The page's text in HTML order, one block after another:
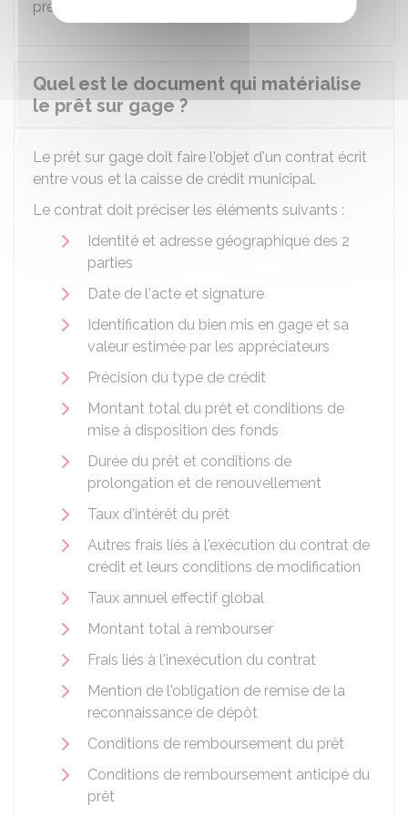
précisés dans le contrat.
Quel est le document qui matérialise
le prêt sur gage ?
Le prêt sur gage doit faire l'objet d'un contrat écrit
entre vous et la caisse de crédit municipal.
Le contrat doit préciser les éléments suivants :
Identité et adresse géographique des 2
parties
Date de l'acte et signature
Identification du bien mis en gage et sa
valeur estimée par les appréciateurs
Précision du type de crédit
Montant total du prêt et conditions de
mise à disposition des fonds
Durée du prêt et conditions de
prolongation et de renouvellement
Taux d'intérêt du prêt
Autres frais liés à l'exécution du contrat de
crédit et leurs conditions de modification
Taux annuel effectif global
Montant total à rembourser
Frais liés à l'inexécution du contrat
Mention de l'obligation de remise de la
reconnaissance de dépôt
Conditions de remboursement du prêt
Conditions de remboursement anticipé du
prêt